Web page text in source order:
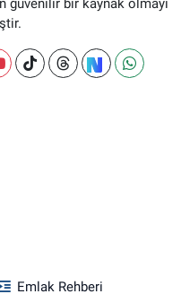
Emlak Rehberi